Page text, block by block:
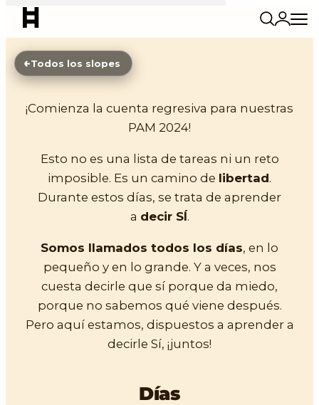
←Todos los slopes
Pringados – PAM
8 de enero – 16 de febrero 2024
¡Comienza la cuenta regresiva para nuestras
PAM 2024!
Esto no es una lista de tareas ni un reto
imposible. Es un camino de libertad.
Durante estos días, se trata de aprender
a decir SÍ.
Somos llamados todos los días, en lo
pequeño y en lo grande. Y a veces, nos
cuesta decirle que sí porque da miedo,
porque no sabemos qué viene después.
Pero aquí estamos, dispuestos a aprender a
decirle Sí, ¡juntos!
Días